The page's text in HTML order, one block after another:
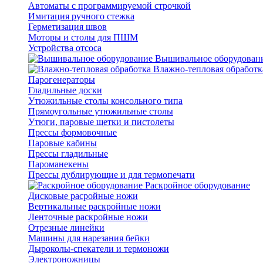
Автоматы с программируемой строчкой
Имитация ручного стежка
Герметизация швов
Моторы и столы для ПШМ
Устройства отсоса
Вышивальное
Влажно-тепловая
Парогенераторы
Гладильные доски
Утюжильные столы консольного типа
Прямоугольные утюжильные столы
Утюги, паровые щетки и пистолеты
Прессы формовочные
Паровые кабины
Прессы гладильные
Пароманекены
Прессы дублирующие и для термопечати
Раскройное оборудование
Дисковые расройные ножи
Вертикальные раскройные ножи
Ленточные раскройные ножи
Отрезные линейки
Машины для нарезания бейки
Дыроколы-спекатели и термоножи
Электроножницы